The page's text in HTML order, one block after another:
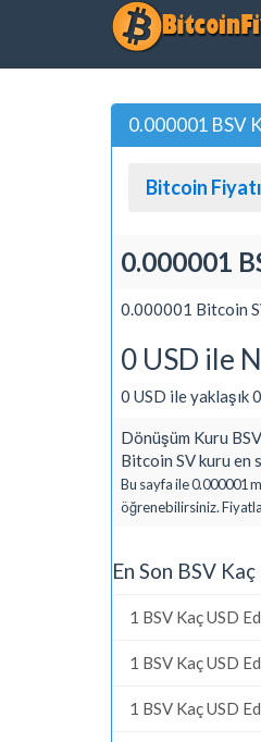
0.000001 BSV
Bitcoin Fiyatı
0.000001
0.000001 Bitcoin
0 USD ile
0 USD ile yaklaşık
Dönüşüm Kuru
Bitcoin SV kuru en
Bu sayfa ile 0.000001
öğrenebilirsiniz.
En Son BSV
1 BSV Kaç USD
1 BSV Kaç USD
1 BSV Kaç USD